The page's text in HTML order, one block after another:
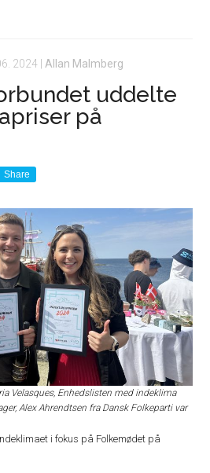
2024 Allan Malmberg
uddelte
på
Share
Velasques, Enhedslisten med indeklima
Alex Ahrendtsen fra Dansk Folkeparti var
i fokus på Folkemødet på